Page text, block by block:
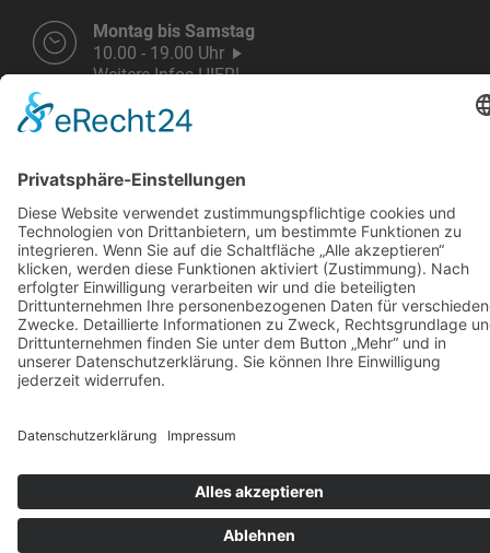
Montag bis Samstag
10.00 - 19.00 Uhr
Weitere Infos HIER!
KARRIERE
KONTAKT & ANFAHRT
COOKIE-EINSTELLUNGEN